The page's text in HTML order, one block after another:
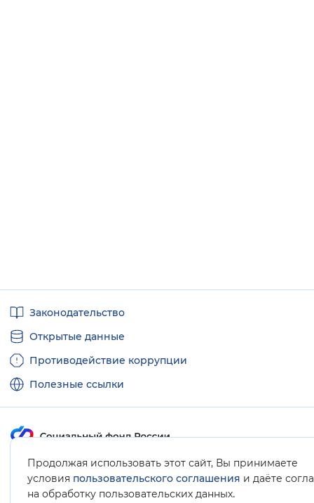
Продолжая использовать этот сайт, Вы принимаете
условия пользовательского соглашения и даёте
на обработку пользовательских данных.
ссылкиЗаконодательство
Открытые данные
Противодействие коррупции
Полезные ссылки
Карта сайта